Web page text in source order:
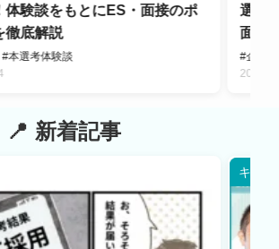
体験談をもとにES・面接のポ
徹底解説
#本選考体験談
選考
面接
#企業
新着記事
キャリ